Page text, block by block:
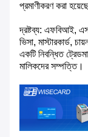
প্রমাণীকরণ করা
দ্রষ্টব্য: এফবিআই,
ভিসা, মাস্টারকার্ড,
একটি নিবন্ধিত
মালিকদের সম্পত্তি।